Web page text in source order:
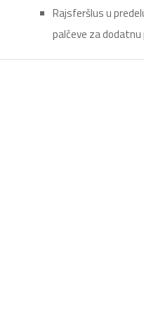
Rajsferšlus u
palčeve za